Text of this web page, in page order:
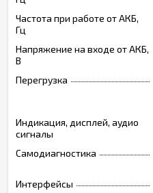
Частота при работе от АКБ,
Гц
Напряжение на входе от АКБ,
В
Перегрузка
Индикация, дисплей, аудио
сигналы
Самодиагностика
Интерфейсы